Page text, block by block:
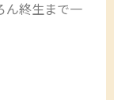
ん終生まで一